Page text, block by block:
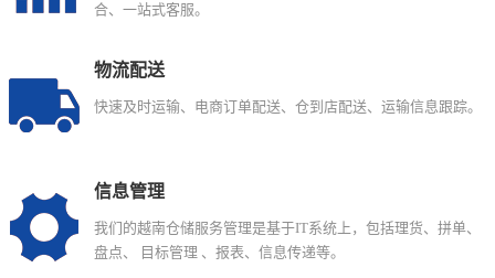
合、一站式客服。
物流配送
快速及时运输、电商订单配送、仓到店配送、运输信息跟踪。
信息管理
我们的越南仓储服务管理是基于IT系统上，包括理货、拼单、
盘点、 目标管理 、报表、信息传递等。